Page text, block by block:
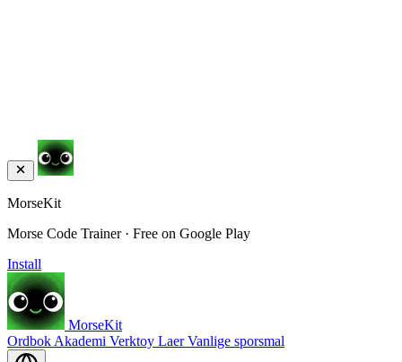
MorseKit
Morse Code Trainer · Free on Google Play
Install
MorseKit
Ordbok Akademi Verktoy LaerVanlige sporsmal